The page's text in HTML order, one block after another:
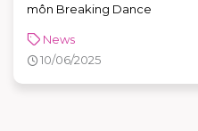
môn Breaking Dance
News
10/06/2025